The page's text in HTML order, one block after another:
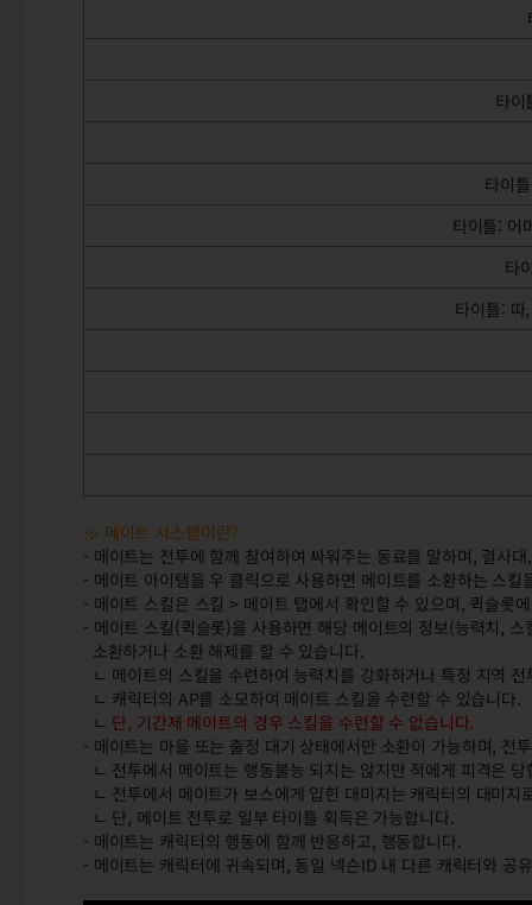
타이
타이
타이틀: 어
타
타이틀: 따
※ 메이트 시스템이란?
- 메이트는 전투에 함께 참여하여 싸워주는 동료를 말하며, 결사
- 메이트 아이템을 우 클릭으로 사용하면 메이트를 소환하는 스킬
- 메이트 스킬은 스킬 > 메이트 탭에서 확인할 수 있으며, 퀵슬롯
- 메이트 스킬(퀵슬롯)을 사용하면 해당 메이트의 정보(능력치,
소환하거나 소환 해제를 할 수 있습니다.
ㄴ 메이트의 스킬을 수련하여 능력치를 강화하거나 특정 지역
ㄴ 캐릭터의 AP를 소모하여 메이트 스킬을 수련할 수 있습니다.
ㄴ 단, 기간제 메이트의 경우 스킬을 수련할 수 없습니다.
- 메이트는 마을 또는 출정 대기 상태에서만 소환이 가능하며, 전
ㄴ 전투에서 메이트는 행동불능 되지는 않지만 적에게 피격은 당
ㄴ 전투에서 메이트가 보스에게 입힌 대미지는 캐릭터의 대미지
ㄴ 단, 메이트 전투로 일부 타이틀 획득은 가능합니다.
- 메이트는 캐릭터의 행동에 함께 반응하고, 행동합니다.
- 메이트는 캐릭터에 귀속되며, 동일 넥슨ID 내 다른 캐릭터와 공